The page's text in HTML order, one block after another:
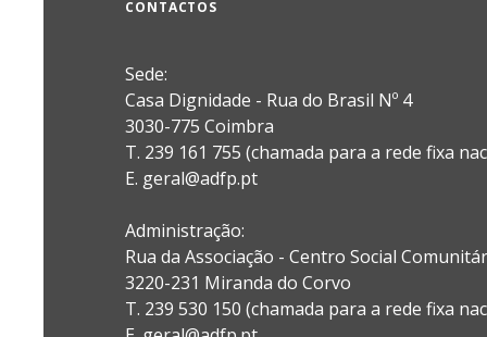
CONTACTOS
Sede:
Casa Dignidade - Rua do Brasil Nº 4
3030-775 Coimbra
T. 239 161 755 (chamada para a rede fixa
E. geral@adfp.pt
Administração:
Rua da Associação - Centro Social
3220-231 Miranda do Corvo
T. 239 530 150 (chamada para a rede fixa